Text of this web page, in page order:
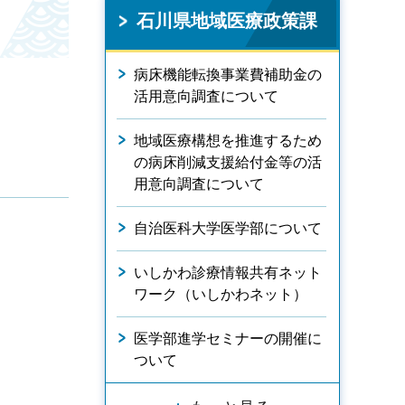
石川県地域医療政策課
病床機能転換事業費補助金の
活用意向調査について
地域医療構想を推進するため
の病床削減支援給付金等の活
用意向調査について
自治医科大学医学部について
いしかわ診療情報共有ネット
ワーク（いしかわネット）
医学部進学セミナーの開催に
ついて